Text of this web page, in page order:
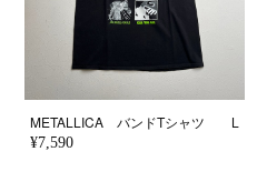
METALLICA バンドTシャツ L
¥7,590